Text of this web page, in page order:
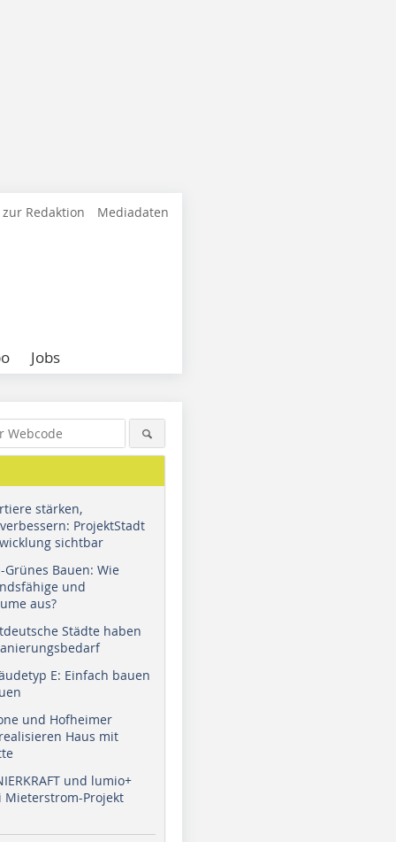
Redaktion Mediadaten
Jobs
stärken,
ProjektStadt
sichtbar
Grünes Bauen: Wie
und
aus?
Städte haben
E: Einfach bauen
und Hofheimer
Haus mit
und lumio+
Mieterstrom-Projekt